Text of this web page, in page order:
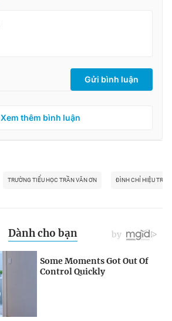
Gửi bình luận
Xem thêm bình luận
TRƯỜNG TIỂU HỌC TRẦN VĂN ƠN ĐÌNH CHỈ HIỆU